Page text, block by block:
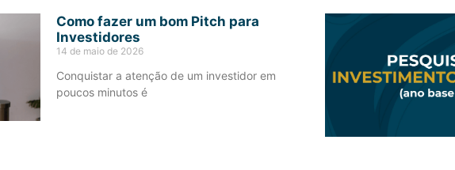
Como fazer um bom Pitch para
Investidores
14 de maio de 2026
Conquistar a atenção de um investidor em
poucos minutos é